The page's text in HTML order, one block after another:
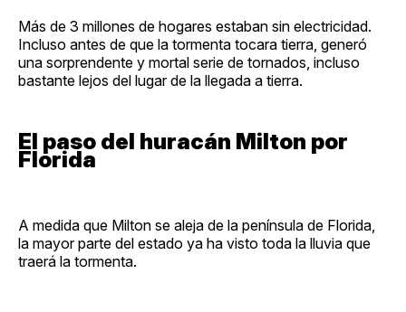
Más de 3 millones de hogares estaban sin electricidad.
Incluso antes de que la tormenta tocara tierra, generó
una sorprendente y mortal serie de tornados, incluso
bastante lejos del lugar de la llegada a tierra.
El paso del huracán Milton por
Florida
A medida que Milton se aleja de la península de Florida,
la mayor parte del estado ya ha visto toda la lluvia que
traerá la tormenta.